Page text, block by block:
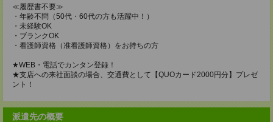
≪履歴書不要≫
・年齢不問（50代・60代の方も活躍中！）
・未経験OK
・ブランクOK
・看護師資格（准看護師資格）をお持ちの方
★WEB・電話でカンタン登録！
★支店への来社面談の場合、交通費として【QUOカード2000円分】プレゼ
ント！
派遣先の概要